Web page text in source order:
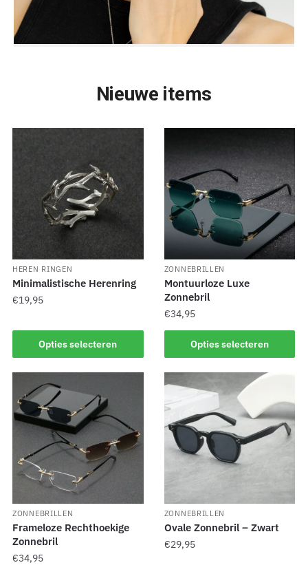
Nieuwe items
HEREN RINGEN
Minimalistische Herenring
€19,95
Opties selecteren
ZONNEBRILLEN
Montuurloze Luxe
Zonnebril
€34,95
Opties selecteren
ZONNEBRILLEN
Frameloze Rechthoekige
Zonnebril
€34,95
ZONNEBRILLEN
Ovale Zonnebril – Zwart
€29,95